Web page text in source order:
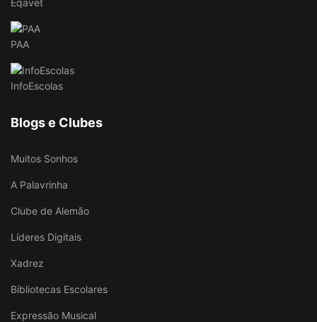
PAA
InfoEscolas
Blogs e Clubes
Muitos Sonhos
A Palavrinha
Clube de Alemão
Líderes Digitais
Xadrez
Bibliotecas Escolares
Expressão Musical